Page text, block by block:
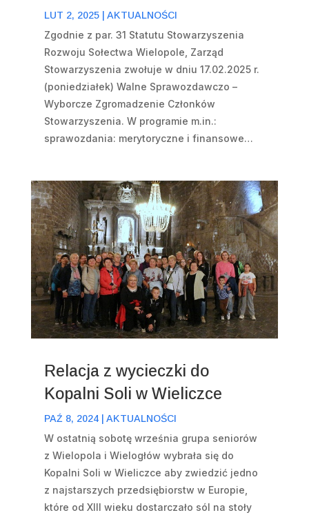
LUT 2, 2025| AKTUALNOŚCI
Zgodnie z par. 31 Statutu Stowarzyszenia
Rozwoju Sołectwa Wielopole, Zarząd
Stowarzyszenia zwołuje w dniu 17.02.2025 r.
(poniedziałek) Walne Sprawozdawczo –
Wyborcze Zgromadzenie Członków
Stowarzyszenia. W programie m.in.:
sprawozdania: merytoryczne i finansowe…
Relacja z wycieczki do
Kopalni Soli w Wieliczce
PAŹ 8, 2024| AKTUALNOŚCI
W ostatnią sobotę września grupa seniorów
z Wielopola i Wielogłów wybrała się do
Kopalni Soli w Wieliczce aby zwiedzić jedno
z najstarszych przedsiębiorstw w Europie,
które od XIII wieku dostarczało sól na stoły